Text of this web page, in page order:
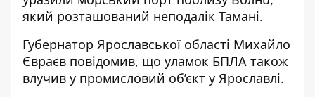
який розташований неподалік Тамані.
Губернатор Ярославської області Михайло
Євраєв повідомив, що уламок БПЛА також
влучив у промисловий об’єкт у Ярославлі.